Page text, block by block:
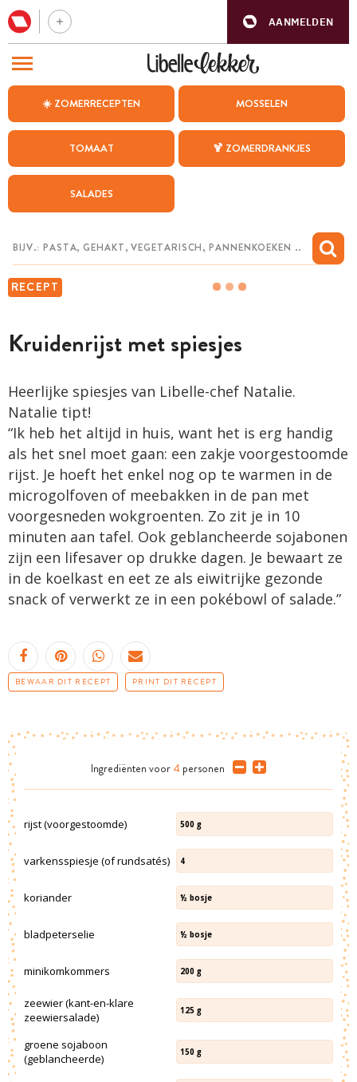
AANMELDEN
☀️ ZOMERRECEPTEN MOSSELEN
TOMAAT 🍹 ZOMERDRANKJES
SALADES
RECEPT
Kruidenrijst met spiesjes
Heerlijke spiesjes van Libelle-chef Natalie.
Natalie tipt!
“Ik heb het altijd in huis, want het is erg handig
als het snel moet gaan: een zakje voorgestoomde
rijst. Je hoeft het enkel nog op te warmen in de
microgolfoven of meebakken in de pan met
voorgesneden wokgroenten. Zo zit je in 10
minuten aan tafel. Ook geblancheerde sojabonen
zijn een lifesaver op drukke dagen. Je bewaart ze
in de koelkast en eet ze als eiwitrijke gezonde
snack of verwerkt ze in een pokébowl of salade.”
BEWAAR DIT RECEPT PRINT DIT RECEPT
Ingrediënten voor 4 personen
rijst (voorgestoomde) 500 g
varkensspiesje (of rundsatés) 4
koriander ½ bosje
bladpeterselie ½ bosje
minikomkommers 200 g
zeewier (kant-en-klare
zeewiersalade)
125 g
groene sojaboon
(geblancheerde)
150 g
BEZOEK ONZE ANDERE WEBSITES
WEEKMENU
CHAT MET MAIA
MIJN BEWAARDE RECEPTEN